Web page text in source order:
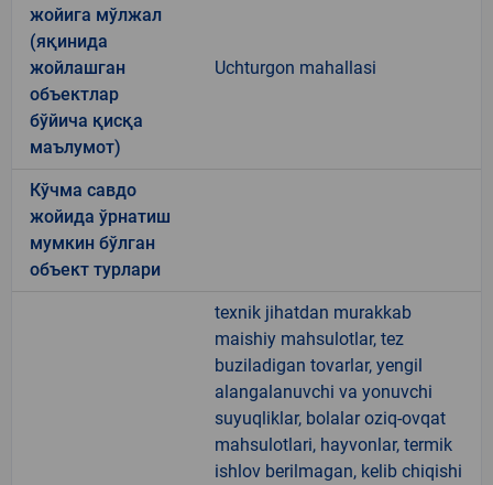
жойига мўлжал
(яқинида
жойлашган
объектлар
бўйича қисқа
маълумот)
Uchturgon mahallasi
Кўчма савдо
жойида ўрнатиш
мумкин бўлган
объект турлари
texnik jihatdan murakkab
maishiy mahsulotlar, tez
buziladigan tovarlar, yengil
alangalanuvchi va yonuvchi
suyuqliklar, bolalar oziq-ovqat
mahsulotlari, hayvonlar, termik
ishlov berilmagan, kelib chiqishi